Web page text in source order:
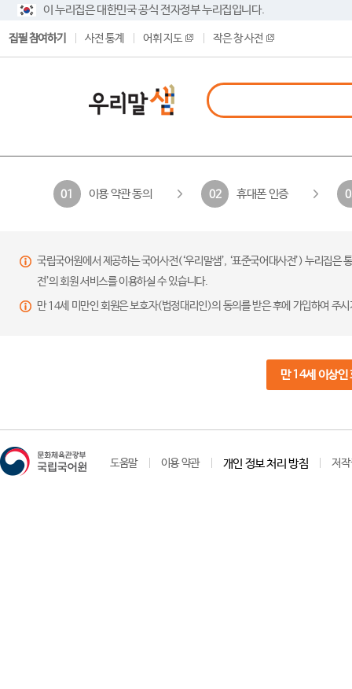
이 누리집은 대한민국 공식 전자정부 누리집입니다.
집필 참여하기 사전 통계 어휘 지도 작은 창 사전
01 이용 약관 동의 02 휴대폰 인증
국립국어원에서 제공하는 국어사전(‘우리말샘’, ‘표준국어대사전’) 누리집
전’의 회원 서비스를 이용하실 수 있습니다.
만 14세 미만인 회원은 보호자(법정대리인)의 동의를 받은 후에 가입하여 주
만 14세 이상인
도움말 이용 약관 개인 정보 처리 방침 저